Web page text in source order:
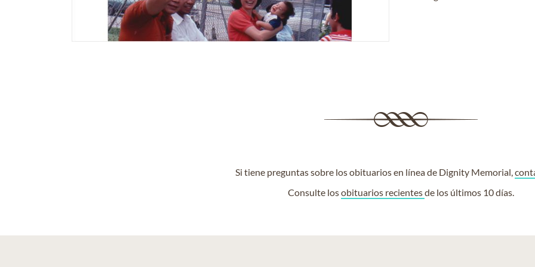
Si tiene preguntas sobre los obituarios en línea de Dignity Memorial,
Consulte losobituarios recientesde los últimos 10 días.